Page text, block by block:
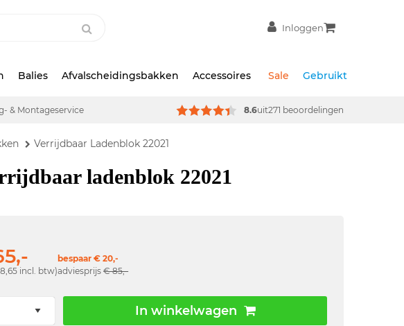
Inloggen
Balies Afvalscheidingsbakken Accessoires Sale Gebruikt
& Montageservice 8.6uit271 beoordelingen
Verrijdbaar Ladenblok 22021
ladenblok 22021
incl. btw)
bespaar € 20,-
adviesprijs€ 85,-
In winkelwagen